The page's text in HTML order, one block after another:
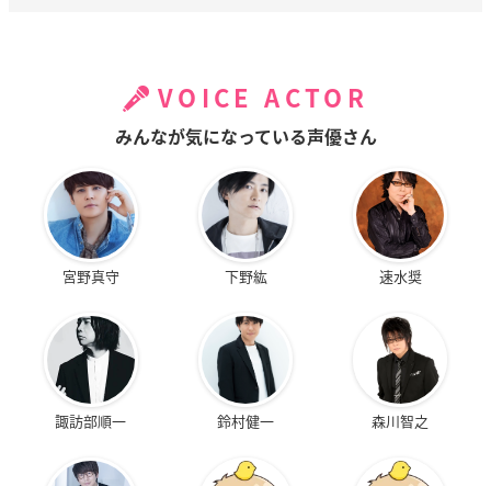
VOICE ACTOR
みんなが気になっている声優さん
宮野真守 下野紘 速水奨
諏訪部順一 鈴村健一 森川智之